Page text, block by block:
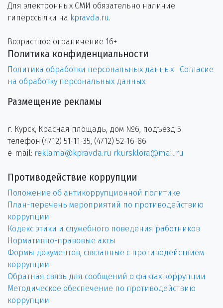
Для электронных СМИ обязательно наличие
гиперссылки на kpravda.ru.
Возрастное ограничение 16+
Политика конфиденциальности
Политика обработки персональных данных
Согласие
на обработку персональных данных
Размещение рекламы
г. Курск, Красная площадь, дом №6, подъезд 5
телефон:(4712) 51-11-35, (4712) 52-16-86
e-mail: reklama@kpravda.ru rkursklora@mail.ru
Противодействие коррупции
Положение об антикоррупционной политике
План-перечень мероприятий по противодействию
коррупции
Кодекс этики и служебного поведения работников
Нормативно-правовые акты
Формы документов, связанные с противодействием
коррупции
Обратная связь для сообщений о фактах коррупции
Методическое обеспечение по противодействию
коррупции